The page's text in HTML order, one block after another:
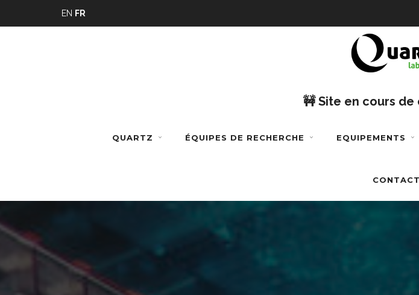
EN FR
🚧 Site en cours
QUARTZ ÉQUIPES DE RECHERCHE EQUIPEMENTS